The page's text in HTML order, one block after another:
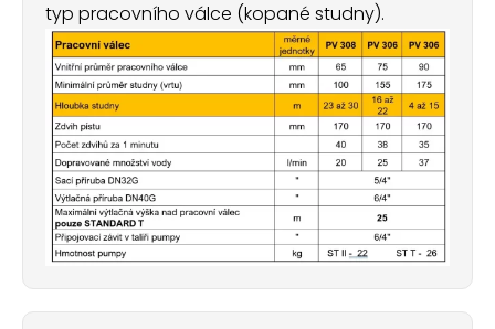
typ pracovního válce (kopané studny).